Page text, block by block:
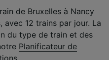
de Bruxelles à Nancy
avec 12 trains par jour. La
du type de train et des
Planificateur de